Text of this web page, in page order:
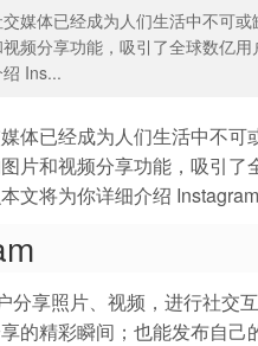
媒体已经成为人们生活中不可
频分享功能，吸引了全球数亿
Ins...
体已经成为人们生活中不
片和视频分享功能，吸引
文将为你详细介绍
分享照片、视频，进行社交
的精彩瞬间；也能发布自